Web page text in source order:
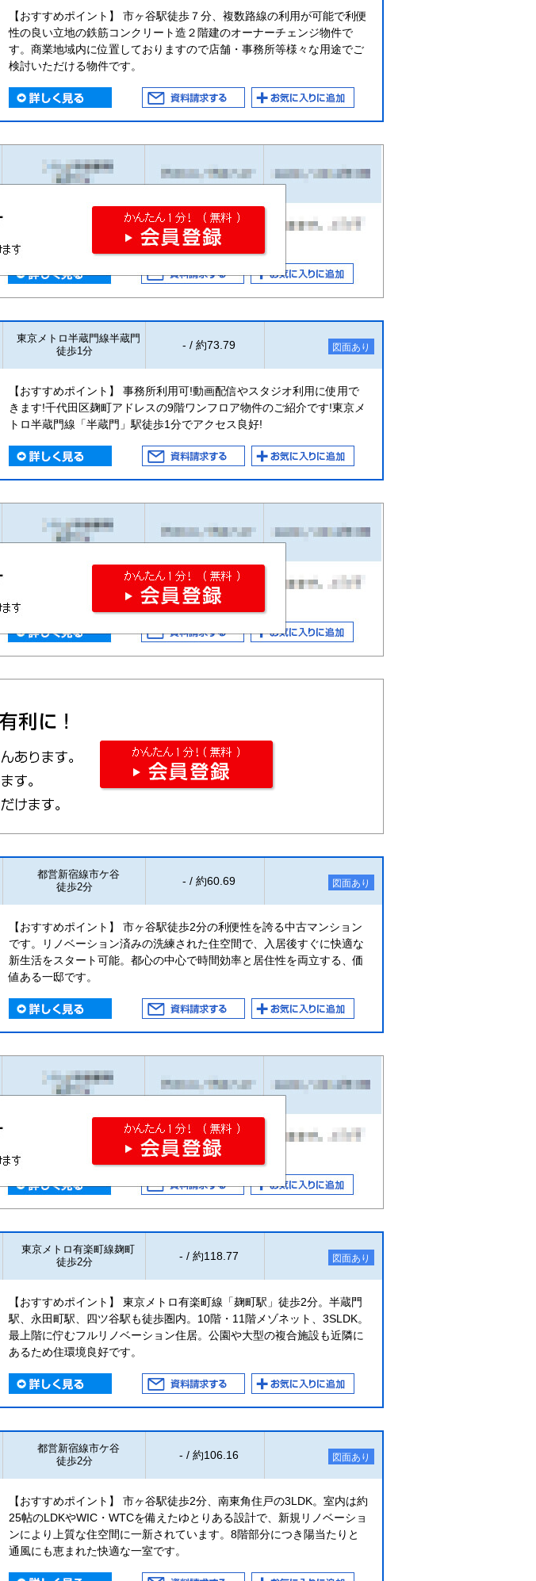
【おすすめポイント】 市ヶ谷駅徒歩７分、複数路線の利用が可能で利便
性の良い立地の鉄筋コンクリート造２階建のオーナーチェンジ物件で
す。商業地域内に位置しておりますので店舗・事務所等様々な用途でご
検討いただける物件です。
東京メトロ半蔵門線半蔵門
徒歩1分
- / 約73.79 図面あり
【おすすめポイント】 事務所利用可!動画配信やスタジオ利用に使用で
きます!千代田区麹町アドレスの9階ワンフロア物件のご紹介です!東京メ
トロ半蔵門線「半蔵門」駅徒歩1分でアクセス良好!
都営新宿線市ケ谷
徒歩2分
- / 約60.69 図面あり
【おすすめポイント】 市ヶ谷駅徒歩2分の利便性を誇る中古マンション
です。リノベーション済みの洗練された住空間で、入居後すぐに快適な
新生活をスタート可能。都心の中心で時間効率と居住性を両立する、価
値ある一邸です。
東京メトロ有楽町線麹町
徒歩2分
- / 約118.77 図面あり
【おすすめポイント】 東京メトロ有楽町線「麹町駅」徒歩2分。半蔵門
駅、永田町駅、四ツ谷駅も徒歩圏内。10階・11階メゾネット、3SLDK。
最上階に佇むフルリノベーション住居。公園や大型の複合施設も近隣に
あるため住環境良好です。
都営新宿線市ケ谷
徒歩2分
- / 約106.16 図面あり
【おすすめポイント】 市ヶ谷駅徒歩2分、南東角住戸の3LDK。室内は約
25帖のLDKやWIC・WTCを備えたゆとりある設計で、新規リノベーショ
ンにより上質な住空間に一新されています。8階部分につき陽当たりと
通風にも恵まれた快適な一室です。